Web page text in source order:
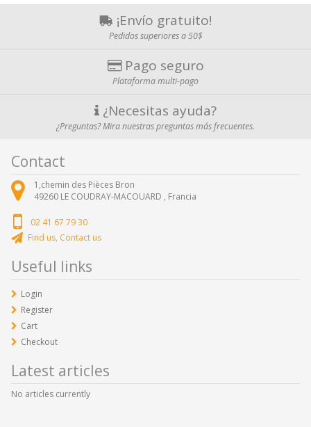
¡Envío gratuito!
Pedidos superiores a 50$
Pago seguro
Plataforma multi-pago
¿Necesitas ayuda?
¿Preguntas? Mira nuestras preguntas más frecuentes.
Contact
1,chemin des Pièces Bron
49260 LE COUDRAY-MACOUARD , Francia
02 41 67 79 30
Find us, Contact us
Useful links
Login
Register
Cart
Checkout
Latest articles
No articles currently